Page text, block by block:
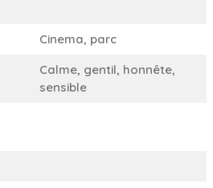
Cinema, parc
Calme, gentil, honnête,
sensible